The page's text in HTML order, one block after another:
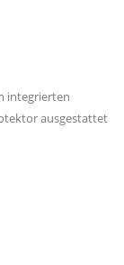
integrierten
ausgestattet